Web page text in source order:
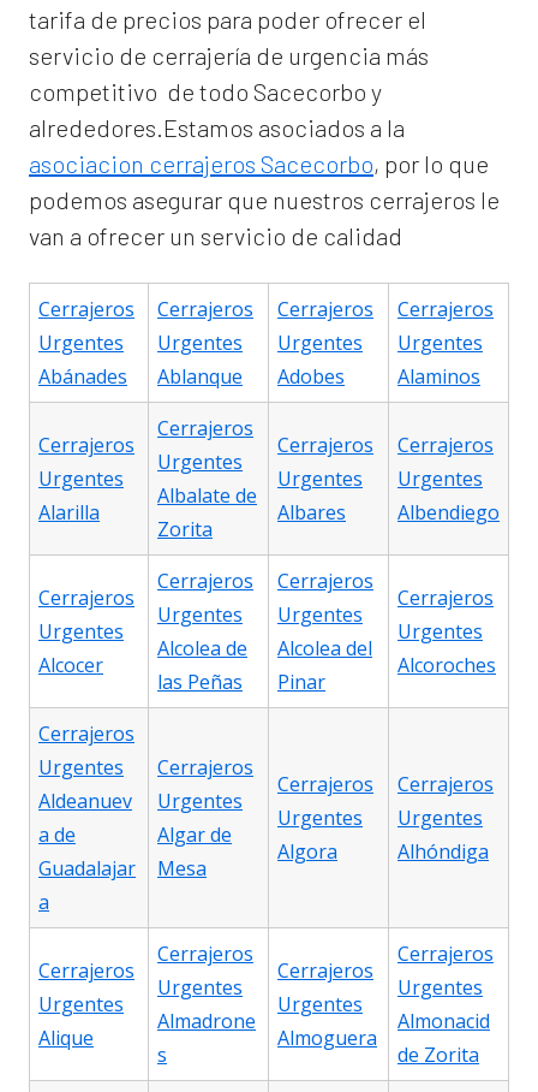
tarifa de precios para poder ofrecer el
servicio de cerrajería de urgencia más
competitivo de todo Sacecorbo y
alrededores.Estamos asociados a la
asociacion cerrajeros Sacecorbo, por lo que
podemos asegurar que nuestros cerrajeros le
van a ofrecer un servicio de calidad
Cerrajeros
Urgentes
Abánades
Cerrajeros
Urgentes
Ablanque
Cerrajeros
Urgentes
Adobes
Cerrajeros
Urgentes
Alaminos
Cerrajeros
Urgentes
Alarilla
Cerrajeros
Urgentes
Albalate de
Zorita
Cerrajeros
Urgentes
Albares
Cerrajeros
Urgentes
Albendiego
Cerrajeros
Urgentes
Alcocer
Cerrajeros
Urgentes
Alcolea de
las Peñas
Cerrajeros
Urgentes
Alcolea del
Pinar
Cerrajeros
Urgentes
Alcoroches
Cerrajeros
Urgentes
Aldeanuev
a de
Guadalajar
a
Cerrajeros
Urgentes
Algar de
Mesa
Cerrajeros
Urgentes
Algora
Cerrajeros
Urgentes
Alhóndiga
Cerrajeros
Urgentes
Alique
Cerrajeros
Urgentes
Almadrone
s
Cerrajeros
Urgentes
Almoguera
Cerrajeros
Urgentes
Almonacid
de Zorita